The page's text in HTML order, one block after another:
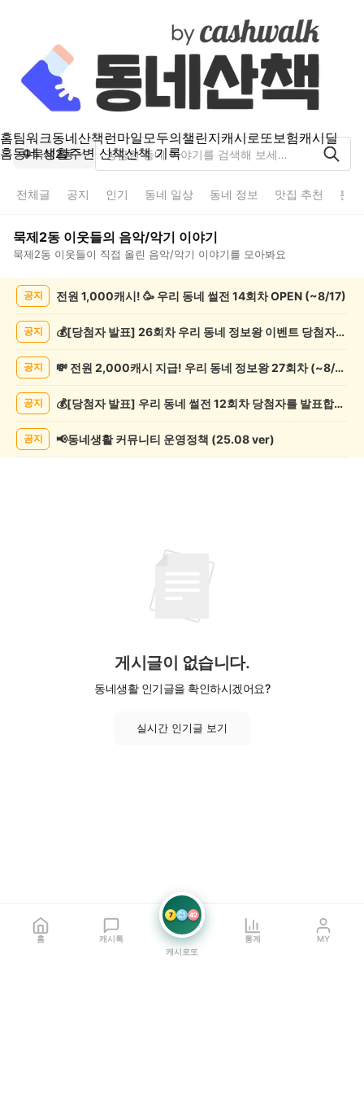
홈팀워크동네산책런마일모두의챌린지캐시로또보험캐시딜
홈동네 생활주변 산책산책 기록
묵제2동
전체글 공지 인기 동네 일상 동네 정보 맛집 추천 분
묵제2동 이웃들의 음악/악기 이야기
묵제2동 이웃들이 직접 올린 음악/악기 이야기를 모아봐요
악/
목
공지 전원 1,000캐시! 🥳 우리 동네 썰전 14회차 OPEN (~8/17)
공지 💰[당첨자 발표] 26회차 우리 동네 정보왕 이벤트 당첨자를 발표합니다!
공지 💸 전원 2,000캐시 지급! 우리 동네 정보왕 27회차 (~8/10)
공지 💰[당첨자 발표] 우리 동네 썰전 12회차 당첨자를 발표합니다!
공지 📢동네생활 커뮤니티 운영정책 (25.08 ver)
게시글이 없습니다.
동네생활 인기글을 확인하시겠어요?
실시간 인기글 보기
홈 캐시톡
7 21 42
캐시로또
통계 MY